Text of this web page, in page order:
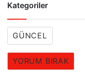
Kategoriler
GÜNCEL
YORUM BIRAK